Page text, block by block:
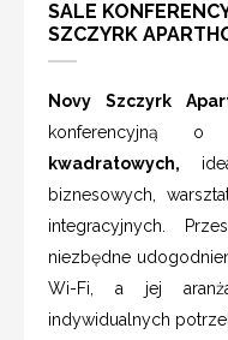
SALE
SZCZYRK
Novy Szczyrk
konferencyjną
kwadratowych,
biznesowych,
integracyjnych.
niezbędne
Wi-Fi, a jej
indywidualnych